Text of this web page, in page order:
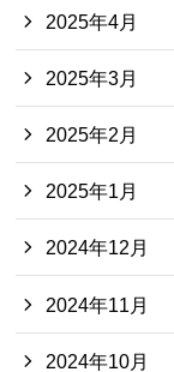
2025年4月
2025年3月
2025年2月
2025年1月
2024年12月
2024年11月
2024年10月